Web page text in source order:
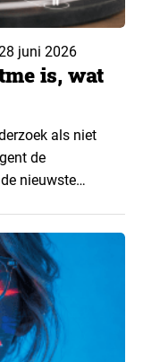
juni 2026
is, wat
als niet
de
nieuwste
voor
die
de